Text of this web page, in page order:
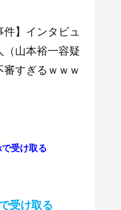
件】インタビュ
（山本裕一容疑
すぎるｗｗｗ
受け取る
受け取る